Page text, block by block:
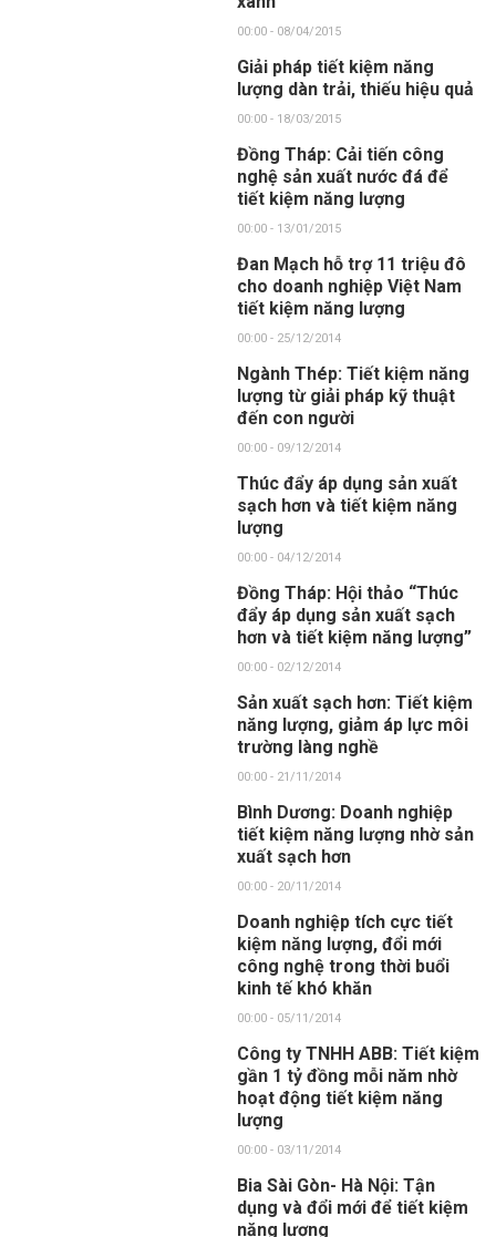
00:00 - 08/04/2015
Giải pháp tiết kiệm năng
lượng dàn trải, thiếu hiệu quả
00:00 - 18/03/2015
Đồng Tháp: Cải tiến công
nghệ sản xuất nước đá để
tiết kiệm năng lượng
00:00 - 13/01/2015
Đan Mạch hỗ trợ 11 triệu đô
cho doanh nghiệp Việt Nam
tiết kiệm năng lượng
00:00 - 25/12/2014
Ngành Thép: Tiết kiệm năng
lượng từ giải pháp kỹ thuật
đến con người
00:00 - 09/12/2014
Thúc đẩy áp dụng sản xuất
sạch hơn và tiết kiệm năng
lượng
00:00 - 04/12/2014
Đồng Tháp: Hội thảo “Thúc
đẩy áp dụng sản xuất sạch
hơn và tiết kiệm năng lượng”
00:00 - 02/12/2014
Sản xuất sạch hơn: Tiết kiệm
năng lượng, giảm áp lực môi
trường làng nghề
00:00 - 21/11/2014
Bình Dương: Doanh nghiệp
tiết kiệm năng lượng nhờ sản
xuất sạch hơn
00:00 - 20/11/2014
Doanh nghiệp tích cực tiết
kiệm năng lượng, đổi mới
công nghệ trong thời buổi
kinh tế khó khăn
00:00 - 05/11/2014
Công ty TNHH ABB: Tiết kiệm
gần 1 tỷ đồng mỗi năm nhờ
hoạt động tiết kiệm năng
lượng
00:00 - 03/11/2014
Bia Sài Gòn- Hà Nội: Tận
dụng và đổi mới để tiết kiệm
năng lượng